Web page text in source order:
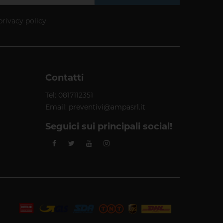
policy
Contatti
Tel: 0817112351
Email: preventivi@ampasrl.it
Seguici sui principali social!